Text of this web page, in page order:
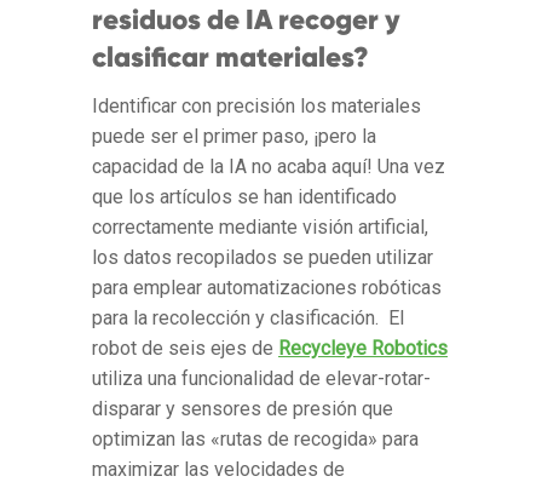
residuos de IA recoger y
clasificar materiales?
Identificar con precisión los materiales
puede ser el primer paso, ¡pero la
capacidad de la IA no acaba aquí! Una vez
que los artículos se han identificado
correctamente mediante visión artificial,
los datos recopilados se pueden utilizar
para emplear automatizaciones robóticas
para la recolección y clasificación. El
robot de seis ejes de Recycleye Robotics
utiliza una funcionalidad de elevar-rotar-
disparar y sensores de presión que
optimizan las «rutas de recogida» para
maximizar las velocidades de